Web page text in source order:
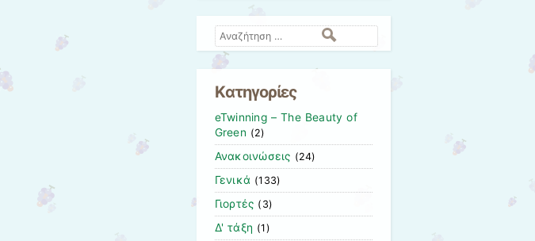
Αναζήτηση
Kατηγορίες
eTwinning – The Beauty of
Green (2)
Ανακοινώσεις (24)
Γενικά (133)
Γιορτές (3)
Δ' τάξη (1)